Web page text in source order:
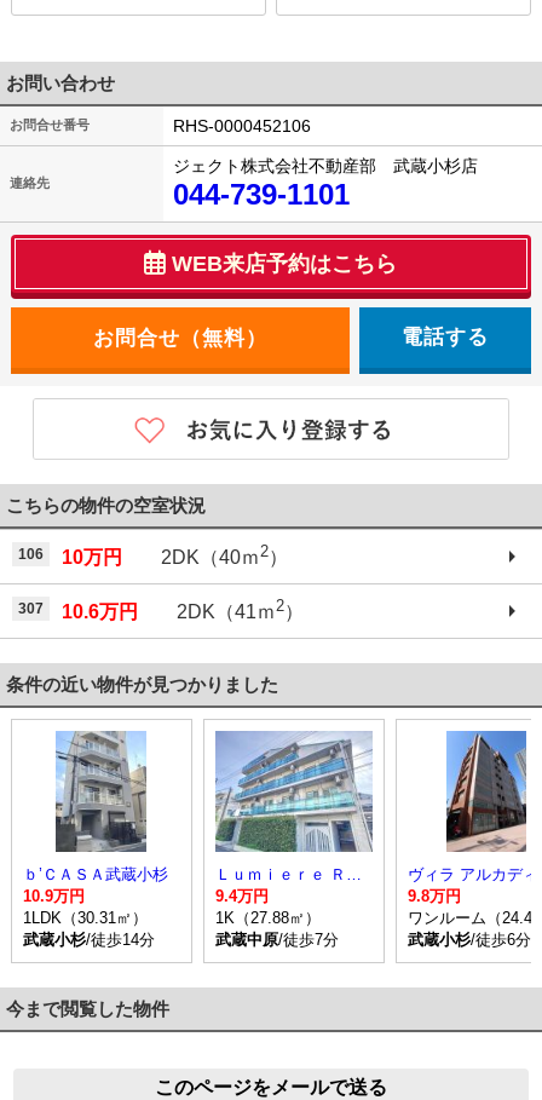
お問い合わせ
お問合せ番号 RHS-0000452106
連絡先
ジェクト株式会社不動産部 武蔵小杉店
044-739-1101
WEB来店予約はこちら
電話する
こちらの物件の空室状況
106 10万円 2DK（40ｍ 2）
307 10.6万円 2DK（41ｍ2）
条件の近い物件が見つかりました
ｂ’ＣＡＳＡ武蔵小杉
10.9万円
1LDK（30.31㎡）
武蔵小杉/徒歩14分
Ｌｕｍｉｅｒｅ Ｒｅｖｅ
9.4万円
1K（27.88㎡）
武蔵中原/徒歩7分
ヴィラ アルカディ
9.8万円
ワンルーム（
武蔵小杉/徒歩6分
今まで閲覧した物件
このページをメールで送る